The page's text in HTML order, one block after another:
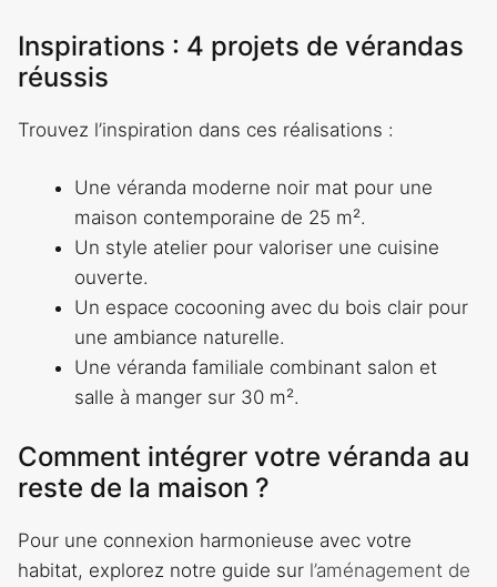
Inspirations : 4 projets de vérandas
réussis
Trouvez l’inspiration dans ces réalisations :
Une véranda moderne noir mat pour une
maison contemporaine de 25 m².
Un style atelier pour valoriser une cuisine
ouverte.
Un espace cocooning avec du bois clair pour
une ambiance naturelle.
Une véranda familiale combinant salon et
salle à manger sur 30 m².
Comment intégrer votre véranda au
reste de la maison ?
Pour une connexion harmonieuse avec votre
habitat, explorez notre guide sur l’aménagement de